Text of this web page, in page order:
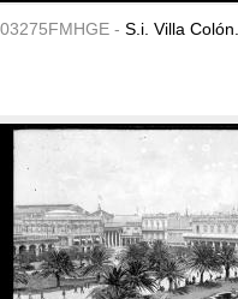
03275FMHGE - S.i. Villa Colón.